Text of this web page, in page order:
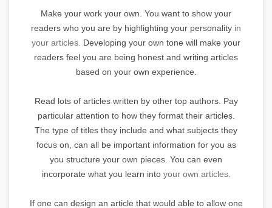
Make your work your own. You want to show your
readers who you are by highlighting your personality in
your articles. Developing your own tone will make your
readers feel you are being honest and writing articles
based on your own experience.
Read lots of articles written by other top authors. Pay
particular attention to how they format their articles.
The type of titles they include and what subjects they
focus on, can all be important information for you as
you structure your own pieces. You can even
incorporate what you learn intoyour own articles.
If one can design an article that would able to allow one